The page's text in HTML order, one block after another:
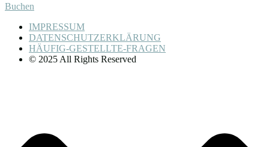
Buchen
IMPRESSUM
DATENSCHUTZERKLÄRUNG
HÄUFIG-GESTELLTE-FRAGEN
© 2025 All Rights Reserved